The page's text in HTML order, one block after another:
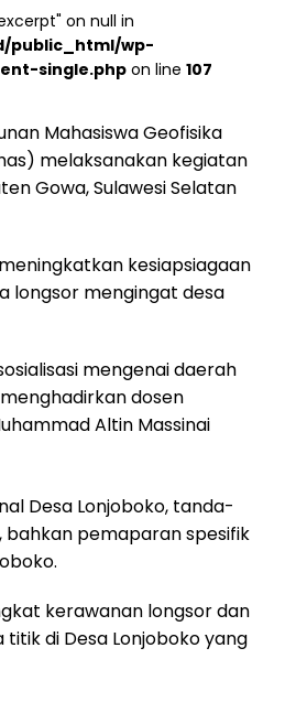
on null in
public_html/wp-
single.php on line107
Mahasiswa Geofisika
melaksanakan kegiatan
Gowa, Sulawesi Selatan
kesiapsiagaan
longsor mengingat desa
mengenai daerah
dosen
Altin Massinai
Desa Lonjoboko, tanda-
pemaparan spesifik
kerawanan longsor dan
di Desa Lonjoboko yang